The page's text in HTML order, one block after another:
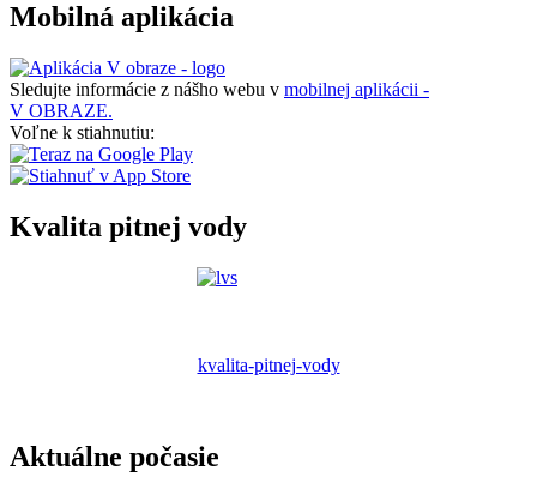
Mobilná aplikácia
Sledujte informácie z nášho webu v mobilnej aplikácii -
V OBRAZE.
Voľne k stiahnutiu:
Kvalita pitnej vody
kvalita-pitnej-vody
Aktuálne počasie